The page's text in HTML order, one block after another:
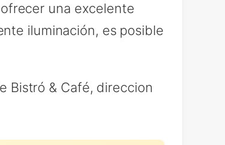
una excelente
iluminación, es posible
Bistró & Café, direccion